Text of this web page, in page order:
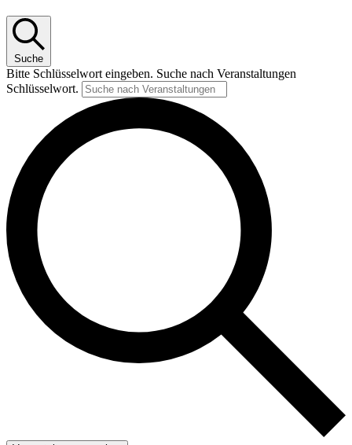
Suche
Bitte Schlüsselwort eingeben. Suche nach Veranstaltungen
Schlüsselwort.